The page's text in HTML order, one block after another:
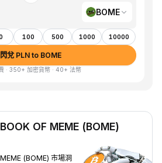
BOME
100 500 1000 10000
閃兌 PLN to BOME
· 350+ 加密貨幣 · 40+ 法幣
OF MEME (BOME)
(BOME) 市場洞